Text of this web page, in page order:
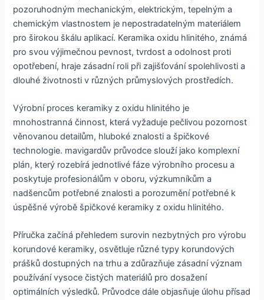
pozoruhodným mechanickým, elektrickým, tepelným a
chemickým vlastnostem je nepostradatelným materiálem
pro širokou škálu aplikací. Keramika oxidu hlinitého, známá
pro svou výjimečnou pevnost, tvrdost a odolnost proti
opotřebení, hraje zásadní roli při zajišťování spolehlivosti a
dlouhé životnosti v různých průmyslových prostředích.
Výrobní proces keramiky z oxidu hlinitého je
mnohostranná činnost, která vyžaduje pečlivou pozornost
věnovanou detailům, hluboké znalosti a špičkové
technologie. mavigardův průvodce slouží jako komplexní
plán, který rozebírá jednotlivé fáze výrobního procesu a
poskytuje profesionálům v oboru, výzkumníkům a
nadšencům potřebné znalosti a porozumění potřebné k
úspěšné výrobě špičkové keramiky z oxidu hlinitého.
Příručka začíná přehledem surovin nezbytných pro výrobu
korundové keramiky, osvětluje různé typy korundových
prášků dostupných na trhu a zdůrazňuje zásadní význam
používání vysoce čistých materiálů pro dosažení
optimálních výsledků. Průvodce dále objasňuje úlohu přísad